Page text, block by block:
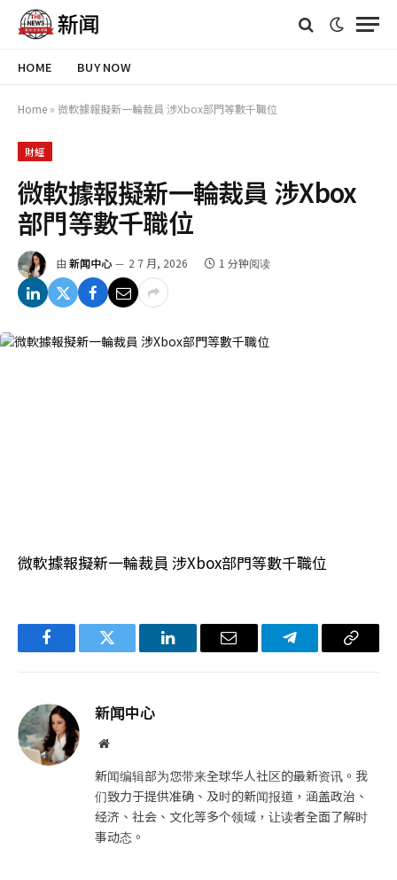
HOME BUY NOW
Home » 微軟據報擬新一輪裁員 涉Xbox部門等數千職位
財經
微軟據報擬新一輪裁員 涉Xbox
部門等數千職位
由 新闻中心 2 7 月, 2026 1 分钟阅读
微軟據報擬新一輪裁員 涉Xbox部門等數千職位
FacebookTwitter LinkedIn电
Telegram复
新闻中心
网
新闻编辑部为您带来全球华人社区的最新资讯。我
们致力于提供准确、及时的新闻报道，涵盖政治、
经济、社会、文化等多个领域，让读者全面了解时
事动态。